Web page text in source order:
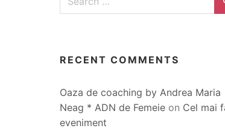
RECENT COMMENTS
Oaza de coaching by Andrea Maria
Neag * ADN de Femeie on Cel mai
eveniment